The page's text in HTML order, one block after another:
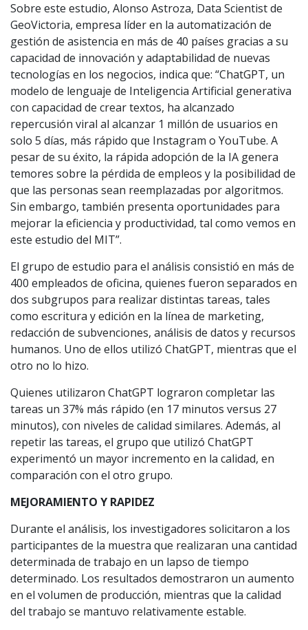
Sobre este estudio, Alonso Astroza, Data Scientist de
GeoVictoria, empresa líder en la automatización de
gestión de asistencia en más de 40 países gracias a su
capacidad de innovación y adaptabilidad de nuevas
tecnologías en los negocios, indica que: “ChatGPT, un
modelo de lenguaje de Inteligencia Artificial generativa
con capacidad de crear textos, ha alcanzado
repercusión viral al alcanzar 1 millón de usuarios en
solo 5 días, más rápido que Instagram o YouTube. A
pesar de su éxito, la rápida adopción de la IA genera
temores sobre la pérdida de empleos y la posibilidad de
que las personas sean reemplazadas por algoritmos.
Sin embargo, también presenta oportunidades para
mejorar la eficiencia y productividad, tal como vemos en
este estudio del MIT”.
El grupo de estudio para el análisis consistió en más de
400 empleados de oficina, quienes fueron separados en
dos subgrupos para realizar distintas tareas, tales
como escritura y edición en la línea de marketing,
redacción de subvenciones, análisis de datos y recursos
humanos. Uno de ellos utilizó ChatGPT, mientras que el
otro no lo hizo.
Quienes utilizaron ChatGPT lograron completar las
tareas un 37% más rápido (en 17 minutos versus 27
minutos), con niveles de calidad similares. Además, al
repetir las tareas, el grupo que utilizó ChatGPT
experimentó un mayor incremento en la calidad, en
comparación con el otro grupo.
MEJORAMIENTO Y RAPIDEZ
Durante el análisis, los investigadores solicitaron a los
participantes de la muestra que realizaran una cantidad
determinada de trabajo en un lapso de tiempo
determinado. Los resultados demostraron un aumento
en el volumen de producción, mientras que la calidad
del trabajo se mantuvo relativamente estable.